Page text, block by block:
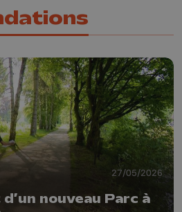
27/05/2026
nouveau Parc à